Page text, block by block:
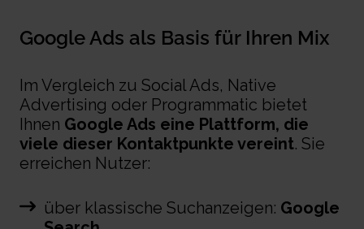
Google Ads als Basis für Ihren Mix
Im Vergleich zu Social Ads, Native
Advertising oder Programmatic bietet
Ihnen Google Ads eine Plattform, die
viele dieser Kontaktpunkte vereint. Sie
erreichen Nutzer:
über klassische Suchanzeigen: Google